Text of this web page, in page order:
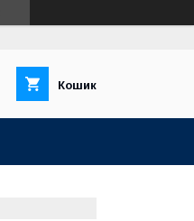
Кошик